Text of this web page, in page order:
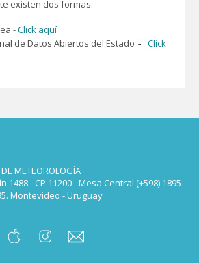
existen dos formas:
-Click aquí
de Datos Abiertos del Estado - Click
METEOROLOGÍA
1488 - CP 11200 - Mesa Central (+598) 1895
Montevideo - Uruguay